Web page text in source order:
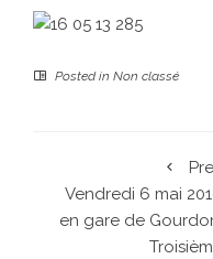
Posted in Non classé
Vendredi 6 mai
en gare de